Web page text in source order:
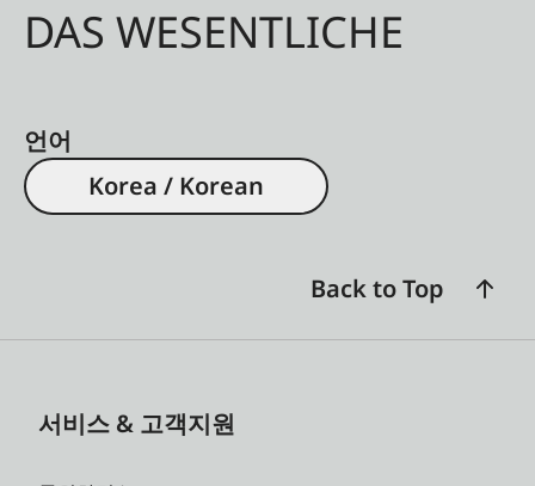
DAS WESENTLICHE
언어
Korea / Korean
Back to Top
서비스 & 고객지원